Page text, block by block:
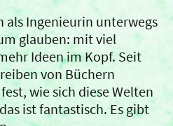
Ingenieurin unterwegs
glauben: mit viel
Ideen im Kopf. Seit
von Büchern
wie sich diese Welten
ist fantastisch. Es gibt